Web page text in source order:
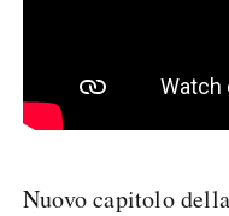
Nuovo capitolo